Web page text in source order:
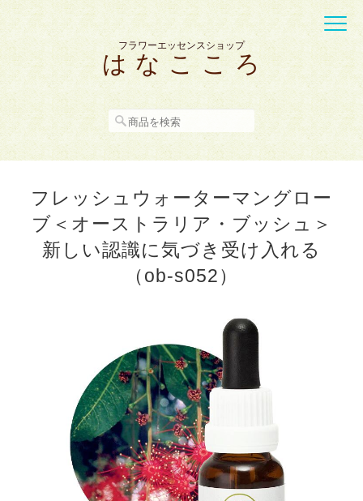
フラワーエッセンスショップ
は な こ こ ろ
フレッシュウォーターマングロー
ブ＜オーストラリア・ブッシュ＞
新しい認識に気づき受け入れる
（ob-s052）